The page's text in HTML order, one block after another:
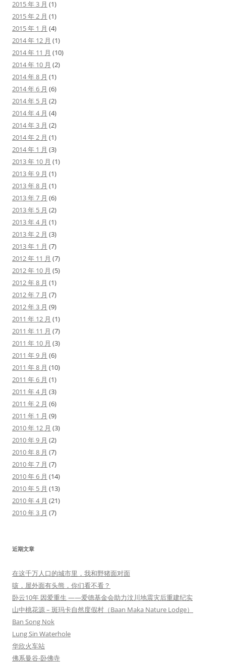
2015 年 3 月 (1)
2015 年 2 月 (1)
2015 年 1 月 (4)
2014 年 12 月 (1)
2014 年 11 月 (10)
2014 年 10 月 (2)
2014 年 8 月 (1)
2014 年 6 月 (6)
2014 年 5 月 (2)
2014 年 4 月 (4)
2014 年 3 月 (2)
2014 年 2 月 (1)
2014 年 1 月 (3)
2013 年 10 月 (1)
2013 年 9 月 (1)
2013 年 8 月 (1)
2013 年 7 月 (6)
2013 年 5 月 (2)
2013 年 4 月 (1)
2013 年 2 月 (3)
2013 年 1 月 (7)
2012 年 11 月 (7)
2012 年 10 月 (5)
2012 年 8 月 (1)
2012 年 7 月 (7)
2012 年 3 月 (9)
2011 年 12 月 (1)
2011 年 11 月 (7)
2011 年 10 月 (3)
2011 年 9 月 (6)
2011 年 8 月 (10)
2011 年 6 月 (1)
2011 年 4 月 (3)
2011 年 2 月 (6)
2011 年 1 月 (9)
2010 年 12 月 (3)
2010 年 9 月 (2)
2010 年 8 月 (7)
2010 年 7 月 (7)
2010 年 6 月 (14)
2010 年 5 月 (13)
2010 年 4 月 (21)
2010 年 3 月 (7)
近期文章
在这千万人口的城市里，我和野猪面对面
咳，屋外面有头熊，你们看不看？
卧云10年 因爱重生 ——爱德基金会助力汶川地震灾后重建纪实
山中桃花源 – 斑玛卡自然度假村（Baan Maka Nature Lodge）
Ban Song Nok
Lung Sin Waterhole
华欣火车站
佛系曼谷-卧佛寺